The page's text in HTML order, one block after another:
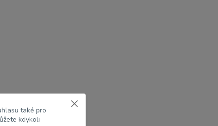
také pro
kdykoli